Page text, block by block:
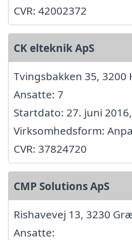
CVR: 42002372
CK elteknik ApS
Tvingsbakken 35, 3200
Ansatte: 7
Startdato: 27. juni 2016,
Virksomhedsform:
CVR: 37824720
CMP Solutions ApS
Rishavevej 13, 3230
Ansatte: